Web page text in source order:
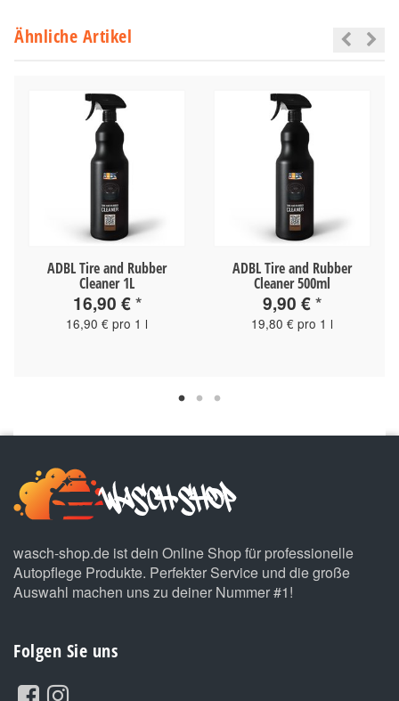
Ähnliche Artikel
ADBL Tire and Rubber
Cleaner 1L
16,90 €*
16,90 € pro 1 l
ADBL Tire and Rubber
Cleaner 500ml
9,90 €*
19,80 € pro 1 l
wasch-shop.de ist dein Online Shop für professionelle
Autopflege Produkte. Perfekter Service und die große
Auswahl machen uns zu deiner Nummer #1!
Folgen Sie uns